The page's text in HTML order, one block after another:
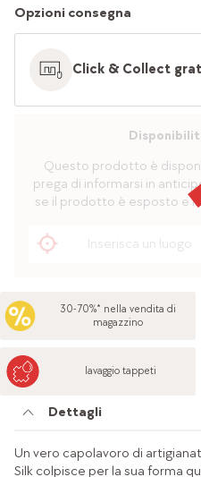
Opzioni consegna
Click & Collect
Questo prodotto è
prega di informarsi in
se il prodotto è esposto e
30-70%* nella vendita di
magazzino
lavaggio tappeti
Dettagli
Un vero capolavoro di
Silk colpisce per la sua forma